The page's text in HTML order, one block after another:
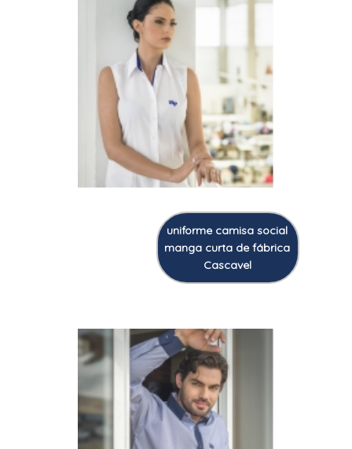
uniforme camisa social
manga curta de fábrica
Cascavel